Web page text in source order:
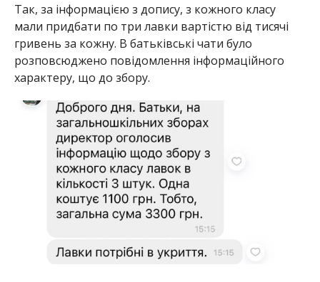
Так, за інформацією з допису, з кожного класу
мали придбати по три лавки вартістю від тисячі
гривень за кожну. В батьківські чати було
розповсюджено повідомлення інформаційного
характеру, що до збору.